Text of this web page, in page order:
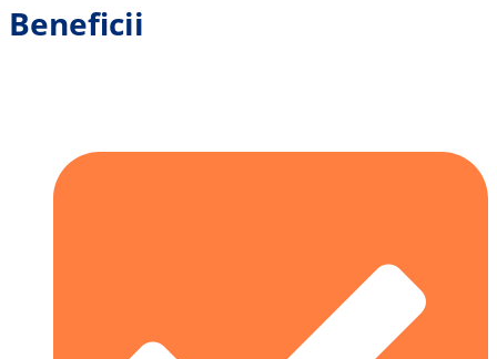
Beneficii